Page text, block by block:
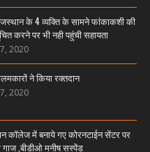
के 4 व्यक्ति के सामने फांकाकशी की
करने पर भी नही पहुंची सहायता
2020
ने किया रक्तदान
2020
कॉलेज में बनाये गए कोरनटाईन सेंटर पर
,बीडीओ मनीष सस्पेंड